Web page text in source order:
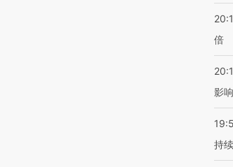
倍
影
持